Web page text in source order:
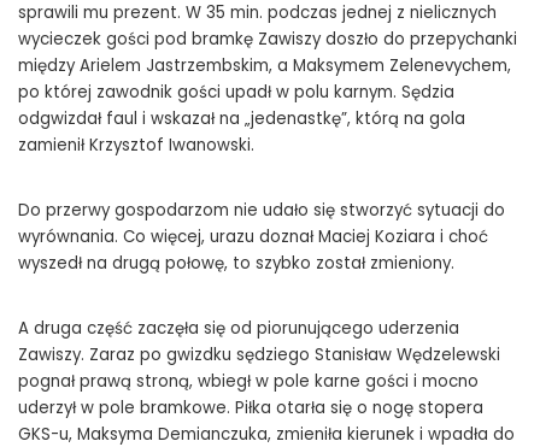
sprawili mu prezent. W 35 min. podczas jednej z nielicznych
wycieczek gości pod bramkę Zawiszy doszło do przepychanki
między Arielem Jastrzembskim, a Maksymem Zelenevychem,
po której zawodnik gości upadł w polu karnym. Sędzia
odgwizdał faul i wskazał na „jedenastkę”, którą na gola
zamienił Krzysztof Iwanowski.
Do przerwy gospodarzom nie udało się stworzyć sytuacji do
wyrównania. Co więcej, urazu doznał Maciej Koziara i choć
wyszedł na drugą połowę, to szybko został zmieniony.
A druga część zaczęła się od piorunującego uderzenia
Zawiszy. Zaraz po gwizdku sędziego Stanisław Wędzelewski
pognał prawą stroną, wbiegł w pole karne gości i mocno
uderzył w pole bramkowe. Piłka otarła się o nogę stopera
GKS-u, Maksyma Demianczuka, zmieniła kierunek i wpadła do